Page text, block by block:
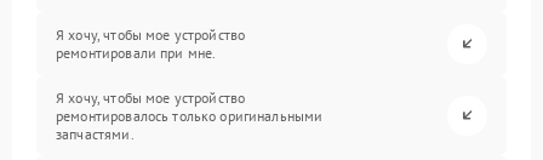
Я хочу, чтобы мое устройство
ремонтировали при мне.
Я хочу, чтобы мое устройство
ремонтировалось только оригинальными
запчастями.